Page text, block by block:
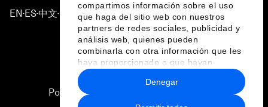
compartimos información sobre el uso
que haga del sitio web con nuestros
partners de redes sociales, publicidad y
análisis web, quienes pueden
combinarla con otra información que les
haya proporcionado o que hayan
recopilado a partir del uso que haya
hecho de sus servicios.
Denegar
EN ▪ES▪中文▪ 日本語
Política de privacidad y normas de uso